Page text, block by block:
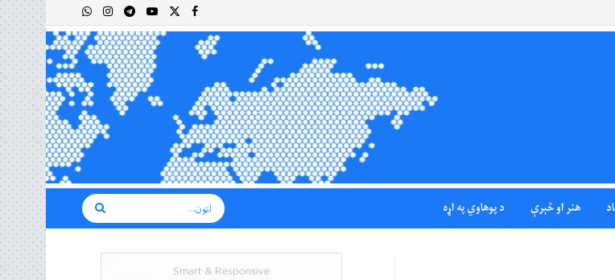
هنر او څېرې د پوهاوي په اړه